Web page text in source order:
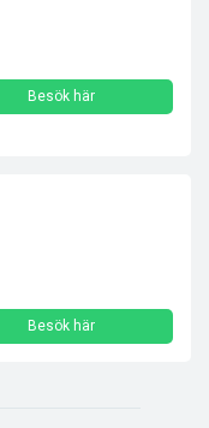
Besök här
Besök här